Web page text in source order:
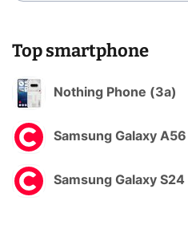
Top smartphone
Nothing Phone (3a)
Samsung Galaxy A56
Samsung Galaxy S24